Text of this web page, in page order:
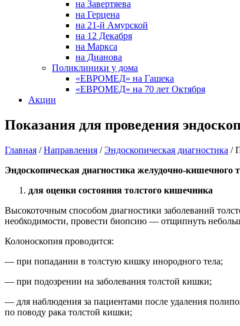
на Завертяева
на Герцена
на 21-й Амурской
на 12 Декабря
на Маркса
на Дианова
Поликлиники у дома
«ЕВРОМЕД» на Гашека
«ЕВРОМЕД» на 70 лет Октября
Акции
Показания для проведения
Главная /Направления /Эндоскопическая диагностика /
Эндоскопическая диагностика желудочно-кишечного
для оценки состояния толстого кишечника
Высокоточным способом диагностики заболеваний
необходимости, провести биопсию — отщипнуть
Колоноскопия проводится:
— при попадании в толстую кишку инородного тела;
— при подозрении на заболевания толстой кишки;
— для наблюдения за пациентами после удаления
по поводу рака толстой кишки;